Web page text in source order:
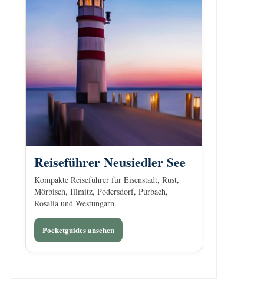
Reiseführer Neusiedler See
Kompakte Reiseführer für Eisenstadt, Rust,
Mörbisch, Illmitz, Podersdorf, Purbach,
Rosalia und Westungarn.
Pocketguides ansehen